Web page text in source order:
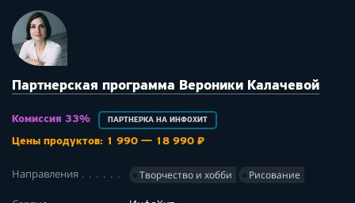
Партнерская программа Вероники Калачевой
Комиссия 33% ПАРТНЕРКА НА ИНФОХИТ
Цены продуктов: 1 990 — 18 990 ₽
Направления Творчество и хобби Рисование